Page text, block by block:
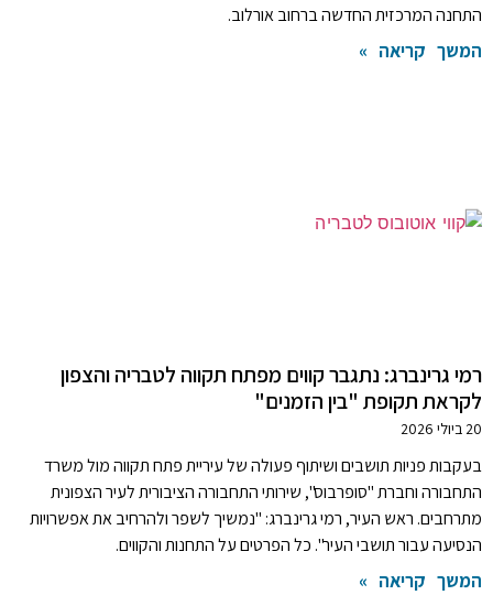
התחנה המרכזית החדשה ברחוב אורלוב.
המשך קריאה »
רמי גרינברג: נתגבר קווים מפתח תקווה לטבריה והצפון
לקראת תקופת "בין הזמנים"
20 ביולי 2026
בעקבות פניות תושבים ושיתוף פעולה של עיריית פתח תקווה מול משרד
התחבורה וחברת "סופרבוס", שירותי התחבורה הציבורית לעיר הצפונית
מתרחבים. ראש העיר, רמי גרינברג: "נמשיך לשפר ולהרחיב את אפשרויות
הנסיעה עבור תושבי העיר". כל הפרטים על התחנות והקווים.
המשך קריאה »